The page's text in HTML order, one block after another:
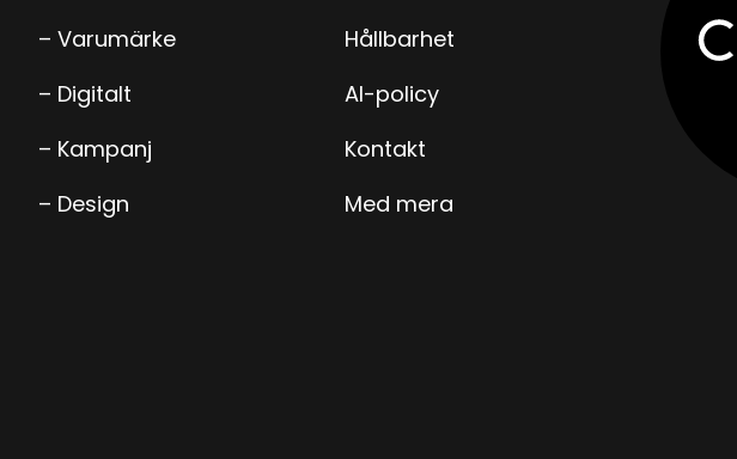
– Varumärke
– Digitalt
– Kampanj
– Design
Hållbarhet
AI-policy
Kontakt
Med mera